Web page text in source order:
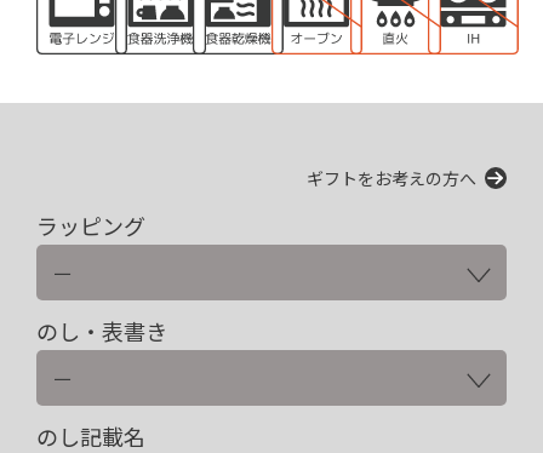
ギフトをお考えの方へ
ラッピング
のし・表書き
のし記載名